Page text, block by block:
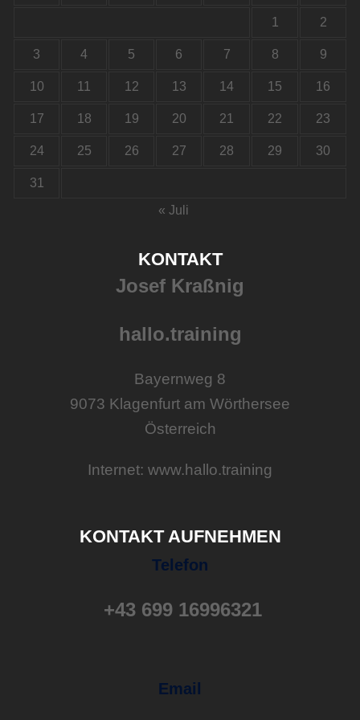
1 2
3 4 5 6 7 8 9
10 11 12 13 14 15 16
17 18 19 20 21 22 23
24 25 26 27 28 29 30
31
« Juli
KONTAKT
Josef Kraßnig
hallo.training
Bayernweg 8
9073 Klagenfurt am Wörthersee
Österreich
Internet: www.hallo.training
KONTAKT AUFNEHMEN
Telefon
+43 699 16996321
Email